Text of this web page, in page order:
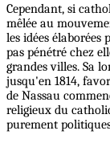
Cependant, si
mêlée au
les idées élaborées
pas pénétré chez
grandes villes. Sa
jusqu'en 1814,
de Nassau
religieux du
purement